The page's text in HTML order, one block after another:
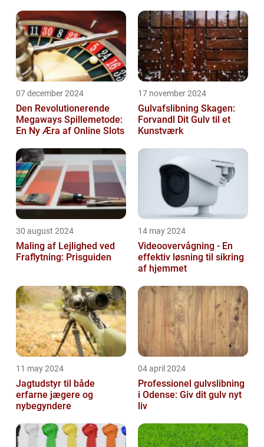
07 december 2024
Den Revolutionerende
Megaways Spillemetode:
En Ny Æra af Online Slots
17 november 2024
Gulvafslibning Skagen:
Forvandl Dit Gulv til et
Kunstværk
30 august 2024
Maling af Lejlighed ved
Fraflytning: Prisguiden
14 may 2024
Videoovervågning - En
effektiv løsning til sikring
af hjemmet
11 may 2024
Jagtudstyr til både
erfarne jægere og
nybegyndere
04 april 2024
Professionel gulvslibning
i Odense: Giv dit gulv nyt
liv